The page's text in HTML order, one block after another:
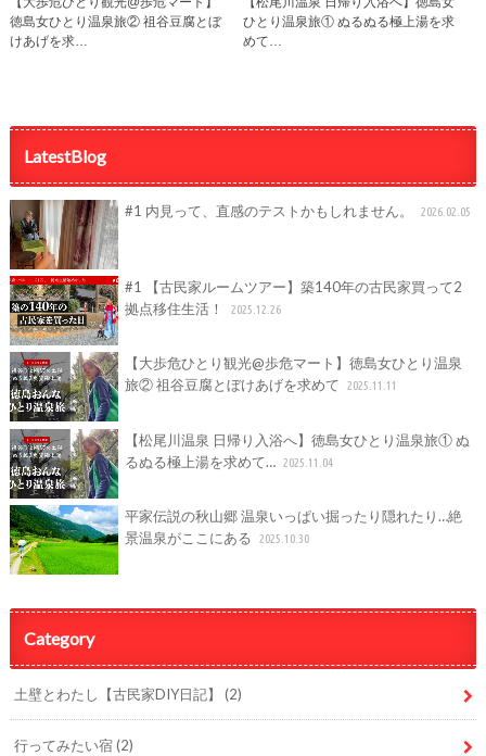
徳島女ひとり温泉旅② 祖谷豆腐とぼ
けあげを求…
ひとり温泉旅① ぬるぬる極上湯を求
めて…
LatestBlog
#1 内見って、直感のテストかもしれません。 2026.02.05
#1 【古民家ルームツアー】築140年の古民家買って2
拠点移住生活！
2025.12.26
【大歩危ひとり観光@歩危マート】徳島女ひとり温泉
旅② 祖谷豆腐とぼけあげを求めて
2025.11.11
【松尾川温泉 日帰り入浴へ】徳島女ひとり温泉旅① ぬ
るぬる極上湯を求めて… 2025.11.04
平家伝説の秋山郷 温泉いっぱい掘ったり隠れたり…絶
景温泉がここにある
2025.10.30
Category
土壁とわたし【古民家DIY日記】 (2)
行ってみたい宿(2)